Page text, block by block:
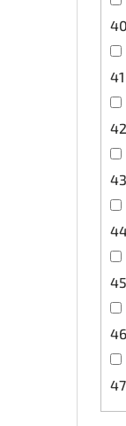
40
41
42
43
45
46
47